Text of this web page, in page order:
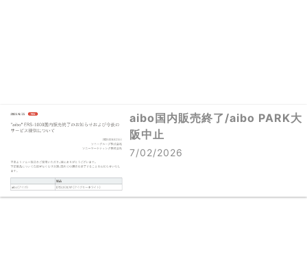
aibo国内販売終了/aibo PARK大
阪中止
7/02/2026